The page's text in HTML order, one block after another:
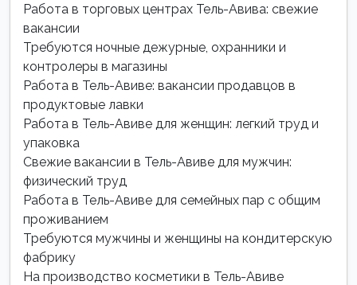
Работа в торговых центрах Тель-Авива: свежие
вакансии
Требуются ночные дежурные, охранники и
контролеры в магазины
Работа в Тель-Авиве: вакансии продавцов в
продуктовые лавки
Работа в Тель-Авиве для женщин: легкий труд и
упаковка
Свежие вакансии в Тель-Авиве для мужчин:
физический труд
Работа в Тель-Авиве для семейных пар с общим
проживанием
Требуются мужчины и женщины на кондитерскую
фабрику
На производство косметики в Тель-Авиве